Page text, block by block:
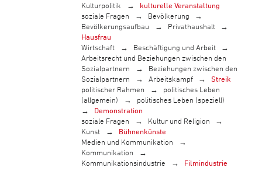
Kulturpolitik
kulturelle Veranstaltung
soziale Fragen
Bevölkerung
Bevölkerungsaufbau
Privathaushalt
Hausfrau
Wirtschaft
Beschäftigung und Arbeit
Arbeitsrecht und Beziehungen zwischen den
Sozialpartnern
Beziehungen zwischen den
Sozialpartnern
Arbeitskampf
Streik
politischer Rahmen
politisches Leben
(allgemein)
politisches Leben (speziell)
Demonstration
soziale Fragen
Kultur und Religion
Kunst
Bühnenkünste
Medien und Kommunikation
Kommunikation
Kommunikationsindustrie
Filmindustrie